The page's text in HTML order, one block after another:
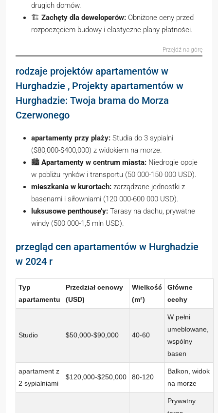
drugich domów.
🏗️ Zachęty dla deweloperów: Obniżone ceny przed
rozpoczęciem budowy i elastyczne plany płatności.
Przejdź na górę
rodzaje projektów apartamentów w
Hurghadzie , Projekty apartamentów w
Hurghadzie: Twoja brama do Morza
Czerwonego
apartamenty przy plaży: Studia do 3 sypialni
($80,000-$400,000) z widokiem na morze.
🏙️ Apartamenty w centrum miasta: Niedrogie opcje
w pobliżu rynków i transportu (50 000-150 000 USD).
mieszkania w kurortach: zarządzane jednostki z
basenami i siłowniami (120 000-600 000 USD).
luksusowe penthouse’y: Tarasy na dachu, prywatne
windy (500 000-1,5 mln USD).
przegląd cen apartamentów w Hurghadzie
w 2024 r
Typ
apartamentu
Przedział cenowy
(USD)
Wielkość
(m²)
Główne
cechy
Studio $50,000-$90,000 40-60
W pełni
umeblowane,
wspólny
basen
apartament z
2 sypialniami
$120,000-$250,000 80-120
Balkon, widok
na morze
Prywatny